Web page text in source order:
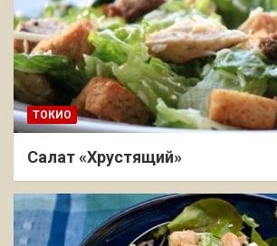
ТОКИО
Салат «Хрустящий»